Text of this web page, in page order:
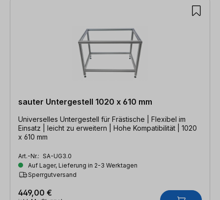
sauter Untergestell 1020 x 610 mm
Universelles Untergestell für Frästische | Flexibel im
Einsatz | leicht zu erweitern | Hohe Kompatibilität | 1020
x 610 mm
Art.-Nr.: SA-UG3.0
Auf Lager, Lieferung in 2-3 Werktagen
Sperrgutversand
449,00 €